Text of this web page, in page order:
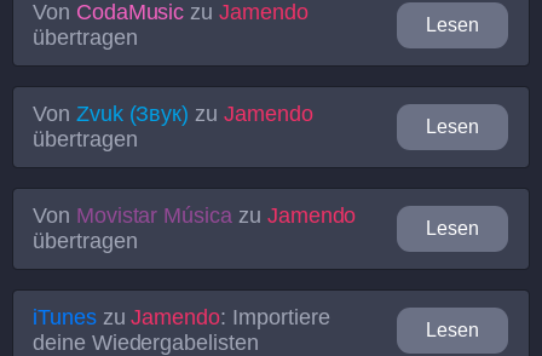
Von CodaMusic zuJamendo
übertragen
Lesen
Von Zvuk (Звук) zu Jamendo
übertragen
Lesen
Von Movistar Música zu Jamendo
übertragen
Lesen
iTuneszuJamendo: Importiere
deine Wiedergabelisten
Lesen